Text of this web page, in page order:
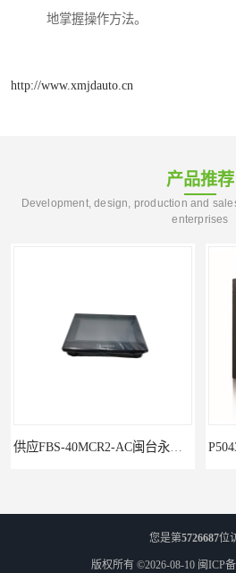
地掌握操作方法。
http://www.xmjdauto.cn
产品推荐
Development, design, production and
enterprises
P5043S闽台永宏FATEK触摸屏华南区总代理
您是第5726687位
版权所有 ©2026-08-10 闽ICP